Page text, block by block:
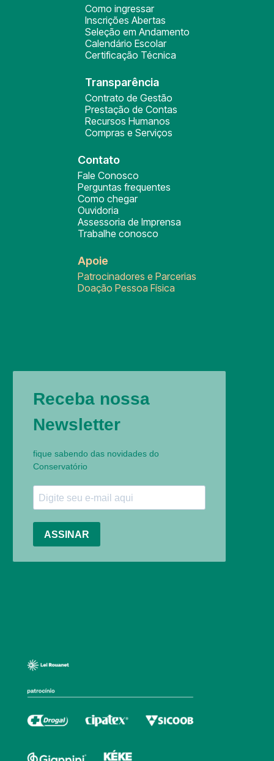
Como ingressar
Inscrições Abertas
Seleção em Andamento
Calendário Escolar
Certificação Técnica
Transparência
Contrato de Gestão
Prestação de Contas
Recursos Humanos
Compras e Serviços
Contato
Fale Conosco
Perguntas frequentes
Como chegar
Ouvidoria
Assessoria de Imprensa
Trabalhe conosco
Apoie
Patrocinadores e Parcerias
Doação Pessoa Física